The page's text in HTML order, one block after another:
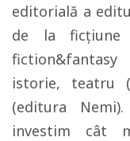
editorială a
de la ficţiune
istorie, teatru
(editura
investim cât